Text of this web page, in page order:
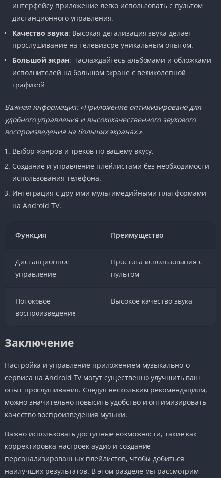
интерфейсу приложение легко использовать с пультом
дистанционного управления.
Качество звука: Высокая детализация звука делает
прослушивание на телевизоре уникальным опытом.
Большой экран: Наслаждайтесь альбомами и обложками
исполнителей на большом экране с великолепной
графикой.
Важная информация: «Приложение оптимизировано для
удобного управления и высококачественного звукового
воспроизведения на больших экранах.»
Выбор жанров и треков по вашему вкусу.
Создание и управление плейлистами без необходимости
использования телефона.
Интеграция с другими мультимедийными платформами
на Android TV.
Функция Преимущество
Дистанционное
управление
Простота использования с
пультом
Потоковое
воспроизведение
Высокое качество звука
Заключение
Настройка и управление приложением музыкального
сервиса на Android TV могут существенно улучшить ваш
опыт прослушивания. Следуя нескольким рекомендациям,
можно значительно повысить удобство и оптимизировать
качество воспроизведения музыки.
Важно использовать доступные возможности, такие как
корректировка настроек аудио и создание
персонализированных плейлистов, чтобы добиться
наилучших результатов. В этом разделе мы рассмотрим